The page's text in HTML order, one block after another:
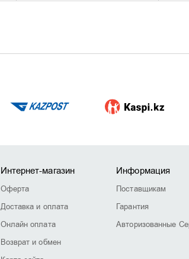
Интернет-магазин
Оферта
Доставка и оплата
Онлайн оплата
Возврат и обмен
Информация
Поставщикам
Гарантия
Авторизованные